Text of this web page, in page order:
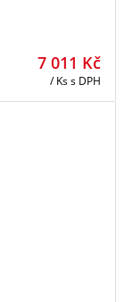
7 011 Kč
/ Kss DPH